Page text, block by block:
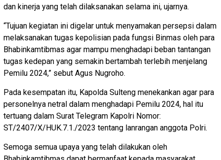
dan kinerja yang telah dilaksanakan selama ini, ujarnya.
“Tujuan kegiatan ini digelar untuk menyamakan persepsi dalam
melaksanakan tugas kepolisian pada fungsi Binmas oleh para
Bhabinkamtibmas agar mampu menghadapi beban tantangan
tugas kedepan yang semakin bertambah terlebih menjelang
Pemilu 2024,” sebut Agus Nugroho.
Pada kesempatan itu, Kapolda Sulteng menekankan agar para
personelnya netral dalam menghadapi Pemilu 2024, hal itu
tertuang dalam Surat Telegram Kapolri Nomor:
ST/2407/X/HUK.7.1./2023 tentang lanrangan anggota Polri.
Semoga semua upaya yang telah dilakukan oleh